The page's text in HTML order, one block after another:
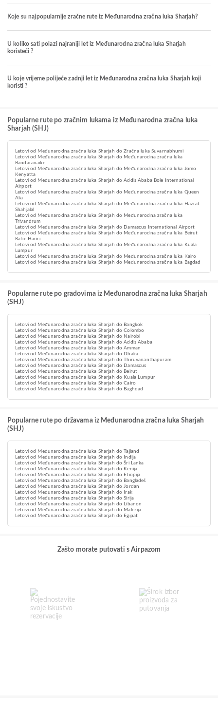
Koje su najpopularnije zračne rute iz Međunarodna zračna luka Sharjah?
U koliko sati polazi najraniji let iz Međunarodna zračna luka Sharjah
koristeći ?
U koje vrijeme polijeće zadnji let iz Međunarodna zračna luka Sharjah koji
koristi ?
Popularne rute po zračnim lukama iz Međunarodna zračna luka
Sharjah (SHJ)
Letovi od Međunarodna zračna luka Sharjah do Zračna luka Suvarnabhumi
Letovi od Međunarodna zračna luka Sharjah do Međunarodna zračna luka
Bandaranaike
Letovi od Međunarodna zračna luka Sharjah do Međunarodna zračna luka Jomo
Kenyatta
Letovi od Međunarodna zračna luka Sharjah do Addis Ababa Bole International
Airport
Letovi od Međunarodna zračna luka Sharjah do Međunarodna zračna luka Queen
Alia
Letovi od Međunarodna zračna luka Sharjah do Međunarodna zračna luka Hazrat
Shahjalal
Letovi od Međunarodna zračna luka Sharjah do Međunarodna zračna luka
Trivandrum
Letovi od Međunarodna zračna luka Sharjah do Damascus International Airport
Letovi od Međunarodna zračna luka Sharjah do Međunarodna zračna luka Beirut
Rafic Hariri
Letovi od Međunarodna zračna luka Sharjah do Međunarodna zračna luka Kuala
Lumpur
Letovi od Međunarodna zračna luka Sharjah do Međunarodna zračna luka Kairo
Letovi od Međunarodna zračna luka Sharjah do Međunarodna zračna luka Bagdad
Popularne rute po gradovima iz Međunarodna zračna luka Sharjah
(SHJ)
Letovi od Međunarodna zračna luka Sharjah do Bangkok
Letovi od Međunarodna zračna luka Sharjah do Colombo
Letovi od Međunarodna zračna luka Sharjah do Nairobi
Letovi od Međunarodna zračna luka Sharjah do Addis Ababa
Letovi od Međunarodna zračna luka Sharjah do Amman
Letovi od Međunarodna zračna luka Sharjah do Dhaka
Letovi od Međunarodna zračna luka Sharjah do Thiruvananthapuram
Letovi od Međunarodna zračna luka Sharjah do Damascus
Letovi od Međunarodna zračna luka Sharjah do Beirut
Letovi od Međunarodna zračna luka Sharjah do Kuala Lumpur
Letovi od Međunarodna zračna luka Sharjah do Cairo
Letovi od Međunarodna zračna luka Sharjah do Baghdad
Popularne rute po državama iz Međunarodna zračna luka Sharjah
(SHJ)
Letovi od Međunarodna zračna luka Sharjah do Tajland
Letovi od Međunarodna zračna luka Sharjah do Indija
Letovi od Međunarodna zračna luka Sharjah do Šri Lanka
Letovi od Međunarodna zračna luka Sharjah do Kenija
Letovi od Međunarodna zračna luka Sharjah do Etiopija
Letovi od Međunarodna zračna luka Sharjah do Bangladeš
Letovi od Međunarodna zračna luka Sharjah do Jordan
Letovi od Međunarodna zračna luka Sharjah do Irak
Letovi od Međunarodna zračna luka Sharjah do Sirija
Letovi od Međunarodna zračna luka Sharjah do Libanon
Letovi od Međunarodna zračna luka Sharjah do Malezija
Letovi od Međunarodna zračna luka Sharjah do Egipat
Zašto morate putovati s Airpazom